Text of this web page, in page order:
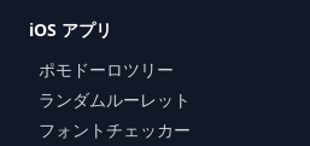
iOS アプリ
ポモドーロツリー
ランダムルーレット
フォントチェッカー